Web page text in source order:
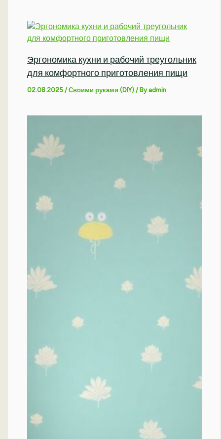
Эргономика кухни и рабочий треугольник
для комфортного приготовления пищи
02.08.2025/Своими руками (DIY) / Byadmin